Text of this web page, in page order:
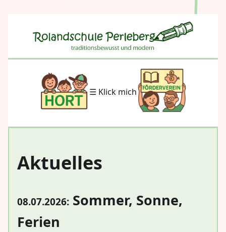
☰ Klick mich
Aktuelles
08.07.2026: Sommer, Sonne,
Ferien